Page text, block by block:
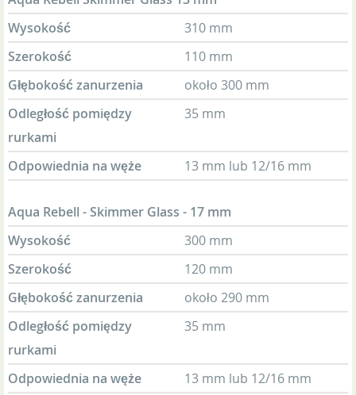
Wysokość
310 mm
Szerokość
110 mm
Głębokość zanurzenia
około 300 mm
Odległość pomiędzy
rurkami
35 mm
Odpowiednia na węże 13 mm lub 12/16 mm
Aqua Rebell - Skimmer Glass - 17 mm
Wysokość
300 mm
Szerokość
120 mm
Głębokość zanurzenia
około 290 mm
Odległość pomiędzy
rurkami
35 mm
Odpowiednia na węże 13 mm lub 12/16 mm